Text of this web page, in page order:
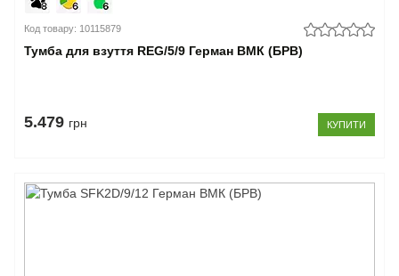
Код товару: 10115879
Тумба для взуття REG/5/9 Герман ВМК (БРВ)
5.479 грн КУПИТИ